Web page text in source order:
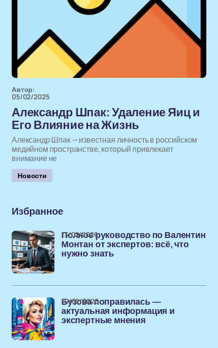
Автор:
05/02/2025
Александр Шпак: Удаление Яиц и
Его Влияние на Жизнь
Александр Шпак — известная личность в российском
медийном пространстве, который привлекает
внимание не
Новости
Избранное
Полное руководство по Валентин
Монтан от экспертов: всё, что
нужно знать
13/02/2026
Бузова поправилась —
актуальная информация и
экспертные мнения
10/02/2026